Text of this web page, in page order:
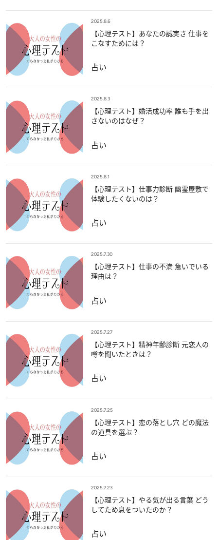
2025.8.6
【心理テスト】あなたの誠実さ 仕事を
こなすためには？
占い
2025.8.3
【心理テスト】婚活成功率 誰も手を出
さないのはなぜ？
占い
2025.8.1
【心理テスト】仕事力診断 幽霊屋敷で
体験したくないのは？
占い
2025.7.30
【心理テスト】仕事の不満 急いでいる
理由は？
占い
2025.7.27
【心理テスト】精神年齢診断 元恋人の
噂を聞いたときは？
占い
2025.7.25
【心理テスト】恋の落とし穴 どの魔法
の道具を選ぶ？
占い
2025.7.23
【心理テスト】やる気が出る言葉 どう
してため息をついたのか？
占い